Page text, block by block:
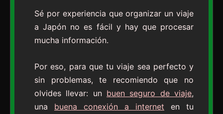
Sé por experiencia que organizar un viaje
a Japón no es fácil y hay que procesar
mucha información.
Por eso, para que tu viaje sea perfecto y
sin problemas, te recomiendo que no
olvides llevar: un buen seguro de viaje,
una
buena conexión a internet
en tu